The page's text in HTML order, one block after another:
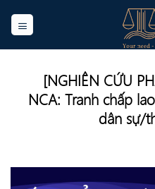
[NGHIÊN CỨU
NCA: Tranh chấp
dân sự/